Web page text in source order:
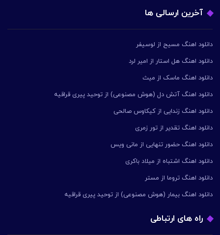
آخرین ارسالی ها
دانلود اهنگ مسیح از لوسیفر
دانلود اهنگ هل استار از امیر لرد
دانلود اهنگ ماسک از میث
دانلود اهنگ آتش دل (هوش مصنوعی) از توحید پیری قراقیه
دانلود اهنگ زندایی از کیکاوس صالحی
دانلود اهنگ تقدیر از تور زمری
دانلود اهنگ حضور تنهایی از مانی ویس
دانلود اهنگ اشتباه از میلاد باکری
دانلود اهنگ تروما از مستر
دانلود اهنگ بیمار (هوش مصنوعی) از توحید پیری قراقیه
راه های ارتباطی